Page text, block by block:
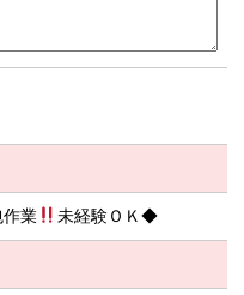
業 未経験ＯＫ◆